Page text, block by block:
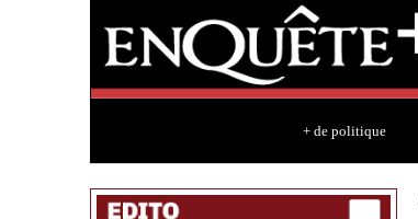
+ de politique